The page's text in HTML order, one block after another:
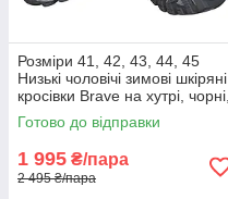
Розміри 41, 42, 43, 44, 45
Низькі чоловічі зимові шкіряні
кросівки Brave на хутрі, чорні,
повнорозмірні
Готово до відправки
1 995 ₴/пара
2 495 ₴/пара